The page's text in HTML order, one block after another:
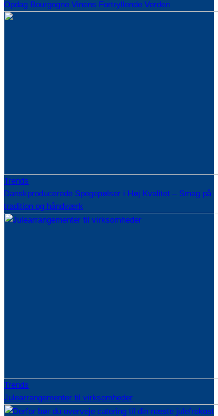
Opdag Bourgogne Vinens Fortryllende Verden
Trends
Danskproducerede Spegepølser i Høj Kvalitet – Smag på
tradition og håndværk
Trends
Julearrangementer til virksomheder